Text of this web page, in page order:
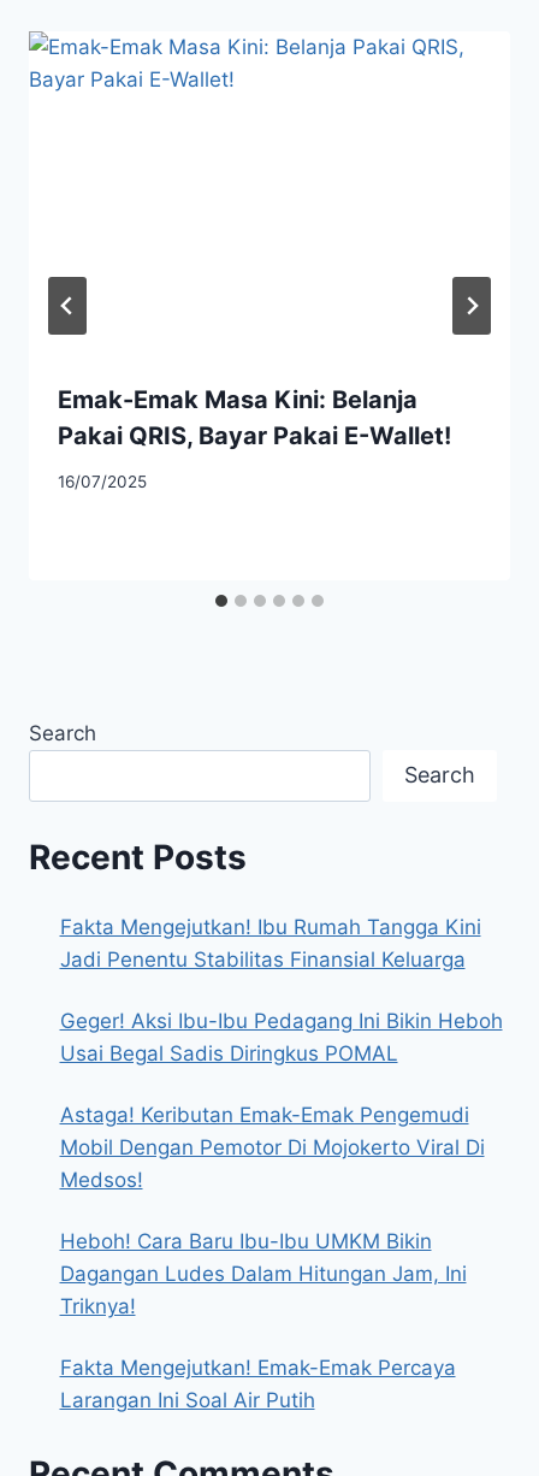
Emak-Emak Masa Kini: Belanja
Pakai QRIS, Bayar Pakai E-Wallet!
16/07/2025
Search
Search
Recent Posts
Fakta Mengejutkan! Ibu Rumah Tangga Kini
Jadi Penentu Stabilitas Finansial Keluarga
Geger! Aksi Ibu-Ibu Pedagang Ini Bikin Heboh
Usai Begal Sadis Diringkus POMAL
Astaga! Keributan Emak-Emak Pengemudi
Mobil Dengan Pemotor Di Mojokerto Viral Di
Medsos!
Heboh! Cara Baru Ibu-Ibu UMKM Bikin
Dagangan Ludes Dalam Hitungan Jam, Ini
Triknya!
Fakta Mengejutkan! Emak-Emak Percaya
Larangan Ini Soal Air Putih